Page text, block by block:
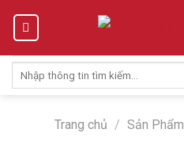
kiếm:
Trang chủ / Sản Phẩm